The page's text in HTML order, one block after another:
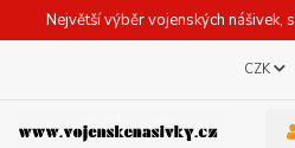
Největší výběr vojenských nášivek,
CZK